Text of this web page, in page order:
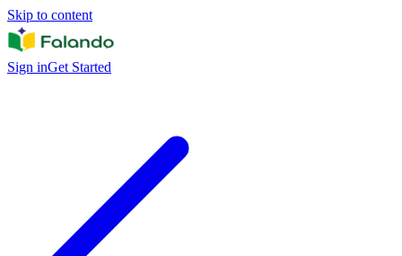
Skip to content
Sign inGet Started